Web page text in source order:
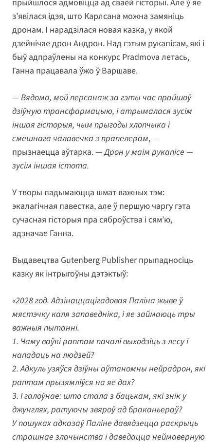
прыйшлося адмовіцца ад сваёй гісторыі. Але ў яе
з’явілася ідэя, што Карлсана можна замяніць
дронам. І нарадзілася новая казка, у якой
дзейнічае дрон Андрон. Над гэтым рукапісам, які і
быў адпраўлены на конкурс Pradmova летась,
Ганна працавала ўжо ў Варшаве.
—Вядома, мой персанаж за гэты час прайшоў
дзіўную трансфармацыю, і атрымалася зусім
іншая гісторыя, чым прыгоды хлопчыка і
смешнага чалавечка з прапелерам, —
прызнаецца аўтарка. —Дрон у маім рукапісе —
зусім іншая істота.
У творы падымаюцца шмат важных тэм:
экалагічная павестка, але ў першую чаргу гэта
сучасная гісторыя пра сяброўства і сям’ю,
адзначае Ганна.
Выдавецтва Gutenberg Publisher прыпадносіць
казку як інтрыгоўны дэтэктыў:
«2028 год. Адзінаццацігадовая Паліна жыве ў
мястэчку каля запаведніка, і яе займаюць тры
важныя пытанні.
1. Чаму ваўкі раптам пачалі выходзіць з лесу і
нападаць на людзей?
2. Адкуль узяўся дзіўны аўтаномны нейрадрон, які
раптам прызямліўся на яе дах?
3. І галоўнае: што стала з бацькам, які знік у
джунглях, ратуючы звяроў ад браканьераў?
У пошуках адказаў Паліне давядзецца раскрыць
страшнае злачынства і даведацца неймаверную